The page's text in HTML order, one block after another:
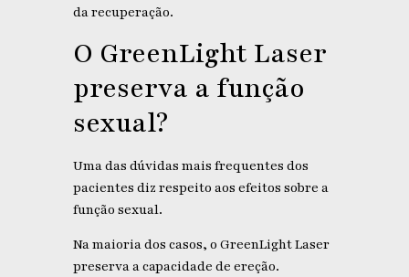
da recuperação.
O GreenLight Laser
preserva a função
sexual?
Uma das dúvidas mais frequentes dos
pacientes diz respeito aos efeitos sobre a
função sexual.
Na maioria dos casos, o GreenLight Laser
preserva a capacidade de ereção.